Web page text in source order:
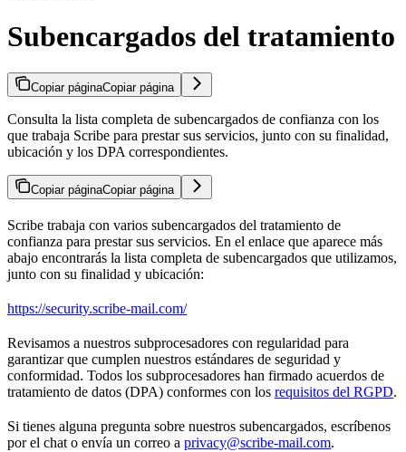
Subencargados del tratamiento
Copiar páginaCopiar página
Consulta la lista completa de subencargados de confianza con los
que trabaja Scribe para prestar sus servicios, junto con su finalidad,
ubicación y los DPA correspondientes.
Copiar páginaCopiar página
Scribe trabaja con varios subencargados del tratamiento de
confianza para prestar sus servicios. En el enlace que aparece más
abajo encontrarás la lista completa de subencargados que utilizamos,
junto con su finalidad y ubicación:
https://security.scribe-mail.com/
Revisamos a nuestros subprocesadores con regularidad para
garantizar que cumplen nuestros estándares de seguridad y
conformidad. Todos los subprocesadores han firmado acuerdos de
tratamiento de datos (DPA) conformes con los requisitos del RGPD.
Si tienes alguna pregunta sobre nuestros subencargados, escríbenos
por el chat o envía un correo a privacy@scribe-mail.com.